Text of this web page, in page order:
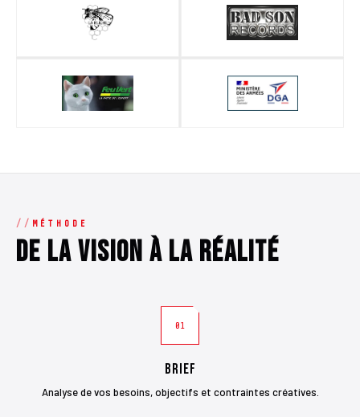
MÉTHODE
De la vision à la réalité
01
Brief
Analyse de vos besoins, objectifs et contraintes créatives.